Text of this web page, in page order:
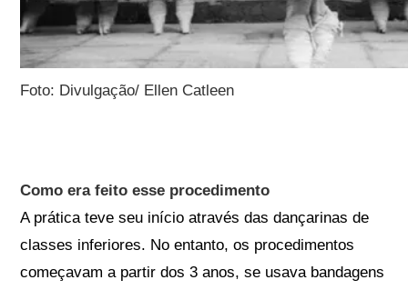
Foto: Divulgação/ Ellen Catleen
Como era feito esse procedimento
A prática teve seu início através das dançarinas de
classes inferiores. No entanto, os procedimentos
começavam a partir dos 3 anos, se usava bandagens